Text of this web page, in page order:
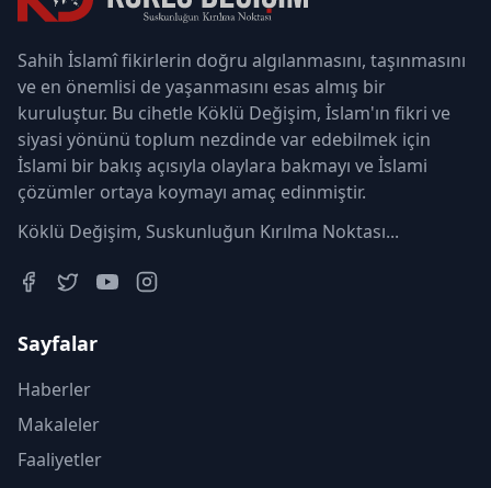
Sahih İslamî fikirlerin doğru algılanmasını, taşınmasını
ve en önemlisi de yaşanmasını esas almış bir
kuruluştur. Bu cihetle Köklü Değişim, İslam'ın fikri ve
siyasi yönünü toplum nezdinde var edebilmek için
İslami bir bakış açısıyla olaylara bakmayı ve İslami
çözümler ortaya koymayı amaç edinmiştir.
Köklü Değişim, Suskunluğun Kırılma Noktası...
Sayfalar
Haberler
Makaleler
Faaliyetler